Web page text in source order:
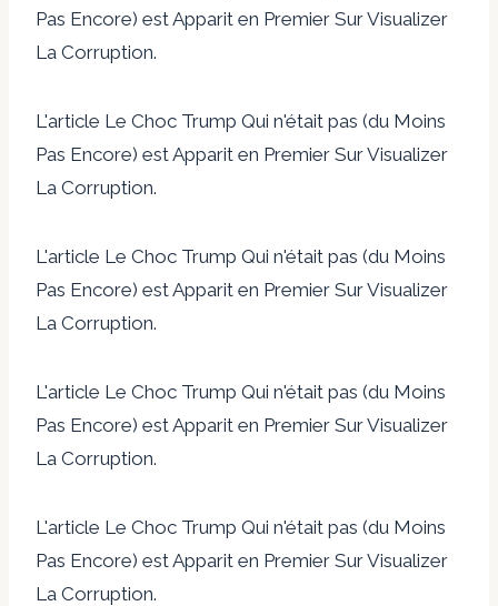
Pas Encore) est Apparit en Premier Sur Visualizer
La Corruption.
L'article Le Choc Trump Qui n'était pas (du Moins
Pas Encore) est Apparit en Premier Sur Visualizer
La Corruption.
L'article Le Choc Trump Qui n'était pas (du Moins
Pas Encore) est Apparit en Premier Sur Visualizer
La Corruption.
L'article Le Choc Trump Qui n'était pas (du Moins
Pas Encore) est Apparit en Premier Sur Visualizer
La Corruption.
L'article Le Choc Trump Qui n'était pas (du Moins
Pas Encore) est Apparit en Premier Sur Visualizer
La Corruption.